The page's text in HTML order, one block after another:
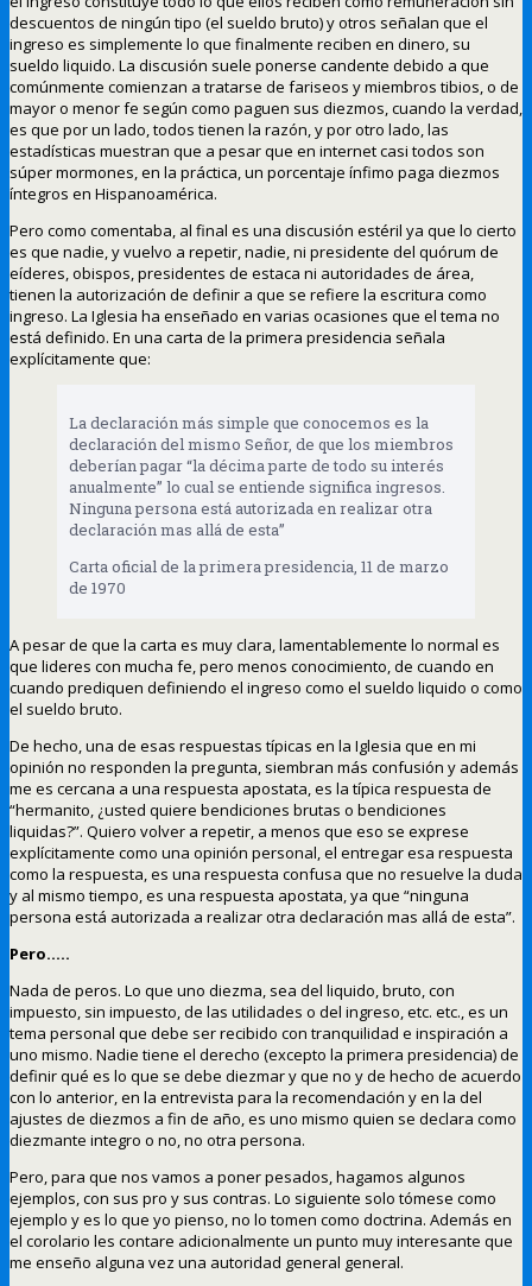
descuentos de ningún tipo (el sueldo bruto) y otros señalan que el
ingreso es simplemente lo que finalmente reciben en dinero, su
sueldo liquido. La discusión suele ponerse candente debido a que
comúnmente comienzan a tratarse de fariseos y miembros tibios, o de
mayor o menor fe según como paguen sus diezmos, cuando la verdad,
es que por un lado, todos tienen la razón, y por otro lado, las
estadísticas muestran que a pesar que en internet casi todos son
súper mormones, en la práctica, un porcentaje ínfimo paga diezmos
íntegros en Hispanoamérica.
Pero como comentaba, al final es una discusión estéril ya que lo cierto
es que nadie, y vuelvo a repetir, nadie, ni presidente del quórum de
eíderes, obispos, presidentes de estaca ni autoridades de área,
tienen la autorización de definir a que se refiere la escritura como
ingreso. La Iglesia ha enseñado en varias ocasiones que el tema no
está definido. En una carta de la primera presidencia señala
explícitamente que:
La declaración más simple que conocemos es la
declaración del mismo Señor, de que los miembros
deberían pagar “la décima parte de todo su interés
anualmente” lo cual se entiende significa ingresos.
Ninguna persona está autorizada en realizar otra
declaración mas allá de esta”
Carta oficial de la primera presidencia, 11 de marzo
de 1970
A pesar de que la carta es muy clara, lamentablemente lo normal es
que lideres con mucha fe, pero menos conocimiento, de cuando en
cuando prediquen definiendo el ingreso como el sueldo liquido o como
el sueldo bruto.
De hecho, una de esas respuestas típicas en la Iglesia que en mi
opinión no responden la pregunta, siembran más confusión y además
me es cercana a una respuesta apostata, es la típica respuesta de
“hermanito, ¿usted quiere bendiciones brutas o bendiciones
liquidas?”. Quiero volver a repetir, a menos que eso se exprese
explícitamente como una opinión personal, el entregar esa respuesta
como la respuesta, es una respuesta confusa que no resuelve la duda
y al mismo tiempo, es una respuesta apostata, ya que “ninguna
persona está autorizada a realizar otra declaración mas allá de esta”.
Pero…..
Nada de peros. Lo que uno diezma, sea del liquido, bruto, con
impuesto, sin impuesto, de las utilidades o del ingreso, etc. etc., es un
tema personal que debe ser recibido con tranquilidad e inspiración a
uno mismo. Nadie tiene el derecho (excepto la primera presidencia) de
definir qué es lo que se debe diezmar y que no y de hecho de acuerdo
con lo anterior, en la entrevista para la recomendación y en la del
ajustes de diezmos a fin de año, es uno mismo quien se declara como
diezmante integro o no, no otra persona.
Pero, para que nos vamos a poner pesados, hagamos algunos
ejemplos, con sus pro y sus contras. Lo siguiente solo tómese como
ejemplo y es lo que yo pienso, no lo tomen como doctrina. Además en
el corolario les contare adicionalmente un punto muy interesante que
me enseño alguna vez una autoridad general general.